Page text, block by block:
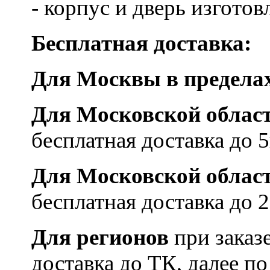
- корпус и дверь
Бесплатная доставка:
Для Москвы в
Для Московской
бесплатная доставка
Для Московской
бесплатная доставка
Для регионов при
доставка до ТК, далее